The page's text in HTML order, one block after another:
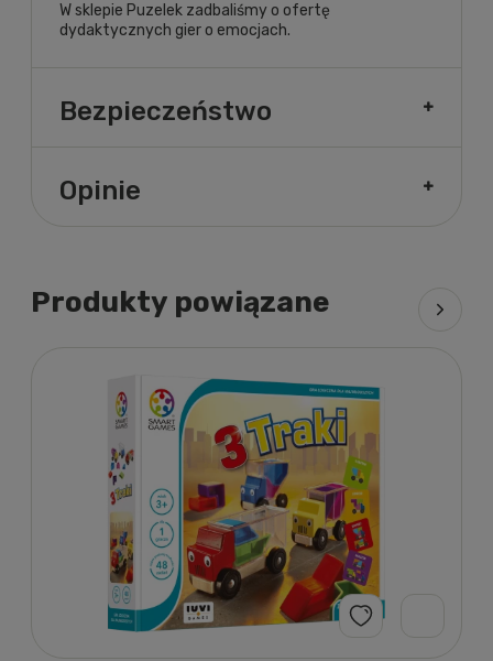
W sklepie Puzelek zadbaliśmy o ofertę
dydaktycznych gier o emocjach.
Bezpieczeństwo
Opinie
Produkty powiązane